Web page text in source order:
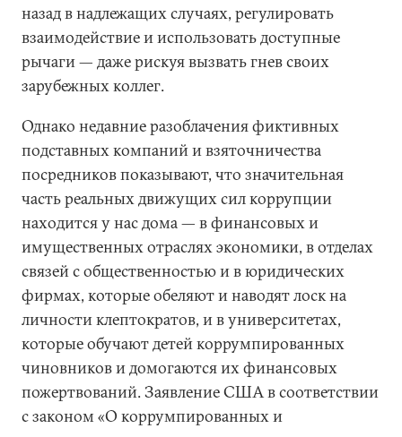
назад в надлежащих случаях, регулировать
взаимодействие и использовать доступные
рычаги — даже рискуя вызвать гнев своих
зарубежных коллег.
Однако недавние разоблачения фиктивных
подставных компаний и взяточничества
посредников показывают, что значительная
часть реальных движущих сил коррупции
находится у нас дома — в финансовых и
имущественных отраслях экономики, в отделах
связей с общественностью и в юридических
фирмах, которые обеляют и наводят лоск на
личности клептократов, и в университетах,
которые обучают детей коррумпированных
чиновников и домогаются их финансовых
пожертвований. Заявление США в соответствии
с законом «О коррумпированных и